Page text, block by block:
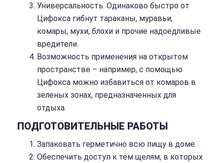
Универсальность. Одинаково быстро от
Цифокса гибнут тараканы, муравьи,
комары, мухи, блохи и прочие надоедливые
вредители.
Возможность применения на открытом
пространстве – например, с помощью
Цифокса можно избавиться от комаров в
зеленых зонах, предназначенных для
отдыха.
ПОДГОТОВИТЕЛЬНЫЕ РАБОТЫ
Запаковать герметично всю пищу в доме.
Обеспечить доступ к тем щелям, в которых